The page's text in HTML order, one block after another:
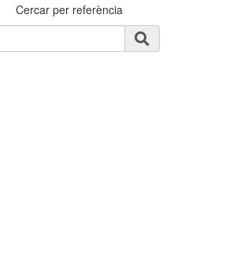
Cercar per referència